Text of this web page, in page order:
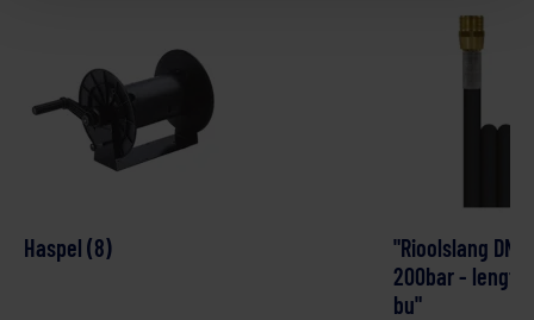
Haspel (8)
"Rioolslang
200bar -
bu"